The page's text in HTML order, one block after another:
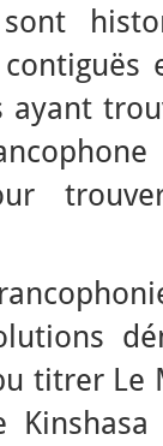
ayant
titrer